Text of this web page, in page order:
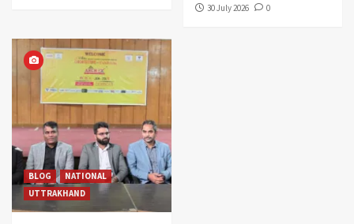
30 July 2026
0
BLOG
NATIONAL
UTTRAKHAND